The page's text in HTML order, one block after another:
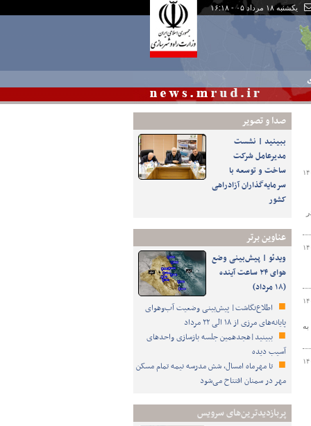
یکشنبه ۱۸ مرداد ۰۵ - ۱۶:۱۸
صدا و تصوير
ببینید | نشست
مدیرعامل شرکت
ساخت و توسعه با
سرمایه‌گذاران آزادراهی
کشور
عناوین برتر
ویدئو | پیش‌بینی وضع
هوای ۲۴ ساعت آینده
(۱۸ مرداد)
اطلاع‌نگاشت| پیش‌بینی وضعیت آب‌وهوای
پایانه‌های مرزی از ۱۸ الی ۲۲ مرداد
ببینید|هجدهمین جلسه بازسازی واحدهای
آسیب دیده
تا مهرماه امسال، شش مدرسه نیمه تمام مسکن
مهر در سمنان افتتاح می‌شود
پربازدیدترین‌های سرویس
به